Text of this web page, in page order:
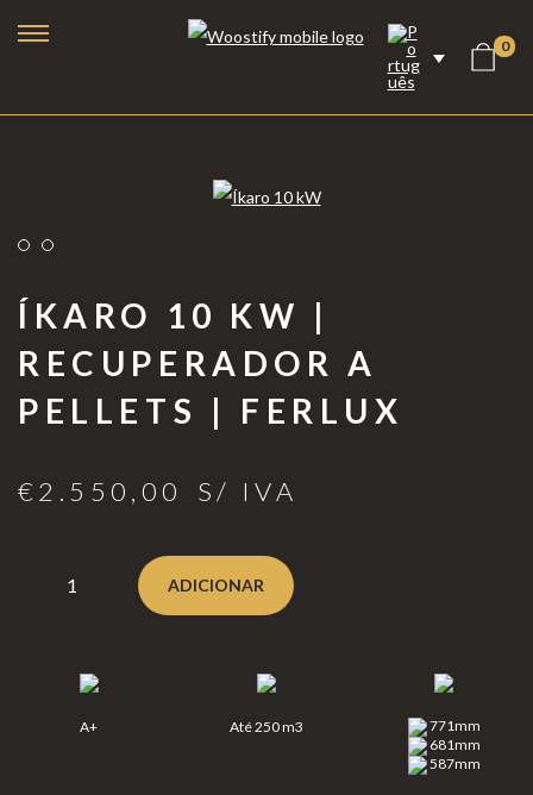
0
ÍKARO 10 KW |
RECUPERADOR A
PELLETS | FERLUX
€ 2.550,00 S/ IVA
ADICIONAR
A+ Até 250 m3
771mm
681mm
587mm
Planik
Lareiras Elétricas
Lareiras a Gás
Lareiras a lenha e Pellets
Cozinhar no Exterior
Bioetanol 96,6%